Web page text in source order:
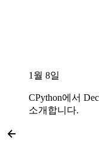
1월 8일
CPython에서
소개합니다.